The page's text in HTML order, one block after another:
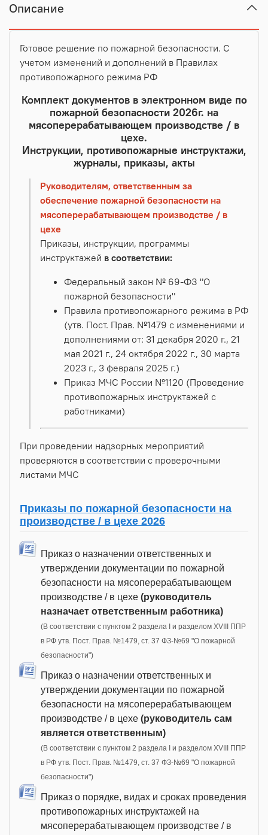
Описание
Готовое решение по пожарной безопасности. С
учетом изменений и дополнений в Правилах
противопожарного режима РФ
Комплект документов в электронном виде по
пожарной безопасности 2026г. на
мясоперерабатывающем производстве / в
цехе.
Инструкции, противопожарные инструктажи,
журналы, приказы, акты
Руководителям, ответственным за
обеспечение пожарной безопасности на
мясоперерабатывающем производстве / в
цехе
Приказы, инструкции, программы
инструктажей в соответствии:
Федеральный закон № 69-ФЗ "О
пожарной безопасности"
Правила противопожарного режима в РФ
(утв. Пост. Прав. №1479 с изменениями и
дополнениями от: 31 декабря 2020 г., 21
мая 2021 г., 24 октября 2022 г., 30 марта
2023 г., 3 февраля 2025 г.)
Приказ МЧС России №1120 (Проведение
противопожарных инструктажей с
работниками)
При проведении надзорных мероприятий
проверяются в соответствии с проверочными
листами МЧС
Приказы по пожарной безопасности на
производстве / в цехе 2026
Приказ о назначении ответственных и
утверждении документации по пожарной
безопасности на мясоперерабатывающем
производстве / в цехе (руководитель
назначает ответственным работника)
(В соответствии с пунктом 2 раздела I и разделом XVIII ППР
в РФ утв. Пост. Прав. №1479, ст. 37 ФЗ-№69 "О пожарной
безопасности")
Приказ о назначении ответственных и
утверждении документации по пожарной
безопасности на мясоперерабатывающем
производстве / в цехе (руководитель сам
является ответственным)
(В соответствии с пунктом 2 раздела I и разделом XVIII ППР
в РФ утв. Пост. Прав. №1479, ст. 37 ФЗ-№69 "О пожарной
безопасности")
Приказ о порядке, видах и сроках проведения
противопожарных инструктажей на
мясоперерабатывающем производстве / в